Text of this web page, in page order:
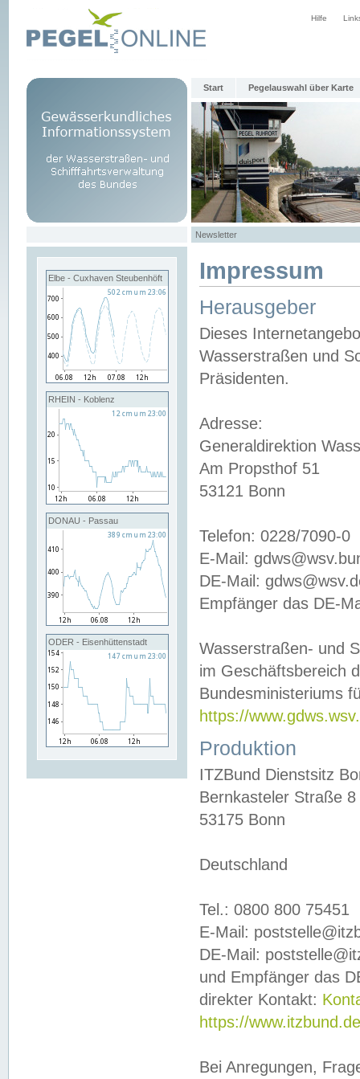
Hilfe
Start Pegelauswahl über Karte
Newsletter
Elbe - Cuxhaven Steubenhöft
RHEIN - Koblenz
DONAU - Passau
ODER - Eisenhüttenstadt
Impressum
Herausgeber
Dieses
Wasserstraßen und
Präsidenten.
Adresse:
Generaldirektion
Am Propsthof 51
53121 Bonn
Telefon: 0228/7090-0
E-Mail:
DE-Mail:
Empfänger das DE-
Wasserstraßen- und
im Geschäftsbereich
Bundesministeriums
https://
Produktion
ITZBund Dienstsitz
Bernkasteler Straße 8
53175 Bonn
Deutschland
Tel.: 0800 800 75451
E-Mail:
DE-Mail:
und Empfänger das
direkter Kontakt:
https://
Bei Anregungen,